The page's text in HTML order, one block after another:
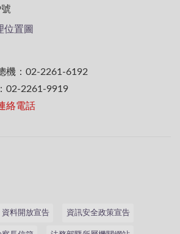
位置圖
機：02-2261-6192
02-2261-9919
絡電話
資料開放宣告 資訊安全政策宣告